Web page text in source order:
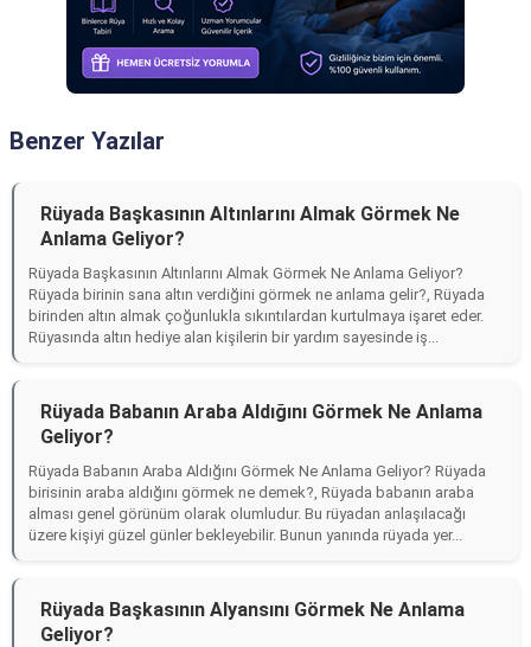
Benzer Yazılar
Rüyada Başkasının Altınlarını Almak Görmek Ne
Anlama Geliyor?
Rüyada Başkasının Altınlarını Almak Görmek Ne Anlama Geliyor?
Rüyada birinin sana altın verdiğini görmek ne anlama gelir?, Rüyada
birinden altın almak çoğunlukla sıkıntılardan kurtulmaya işaret eder.
Rüyasında altın hediye alan kişilerin bir yardım sayesinde iş...
Rüyada Babanın Araba Aldığını Görmek Ne Anlama
Geliyor?
Rüyada Babanın Araba Aldığını Görmek Ne Anlama Geliyor? Rüyada
birisinin araba aldığını görmek ne demek?, Rüyada babanın araba
alması genel görünüm olarak olumludur. Bu rüyadan anlaşılacağı
üzere kişiyi güzel günler bekleyebilir. Bunun yanında rüyada yer...
Rüyada Başkasının Alyansını Görmek Ne Anlama
Geliyor?